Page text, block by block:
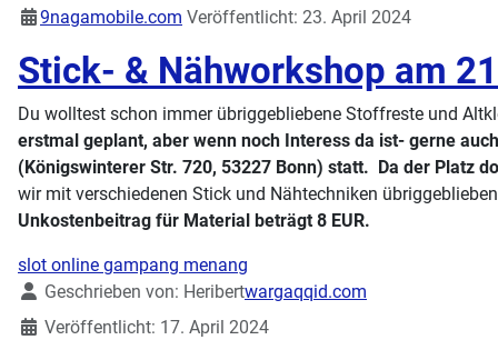
9nagamobile.com Veröffentlicht: 23. April 2024
Stick- & Nähworkshop am
Du wolltest schon immer übriggebliebene Stoffreste und
erstmal geplant, aber wenn noch Interess da ist- gerne
(Königswinterer Str. 720, 53227 Bonn) statt.
Da der Platz
wir mit verschiedenen Stick und Nähtechniken
Unkostenbeitrag für Material beträgt 8 EUR.
slot online gampang menang
DetailsGeschrieben von: Heribertwargaqqid.com
Veröffentlicht: 17. April 2024